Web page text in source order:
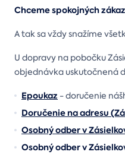
Chceme spokojných
A tak sa vždy snažíme
U dopravy na pobočku
objednávka uskutočnená
Epoukaz - doručenie
Doručenie na adresu
Osobný odber v
Osobný odber v